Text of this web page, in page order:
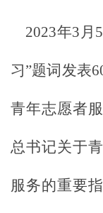
2023年3月
习”题词发表
青年志愿者
总书记关于
服务的重要